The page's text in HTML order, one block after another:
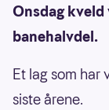
Onsdag
banehalvdel.
Et lag som
siste årene.